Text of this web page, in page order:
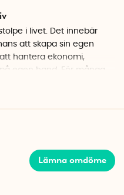
i livet. Det innebär
att skapa sin egen
hantera ekonomi,
egen hand. För många
och överväldigande. Egen
är en perfekt present
till den som snart ska ta
Lämna omdöme